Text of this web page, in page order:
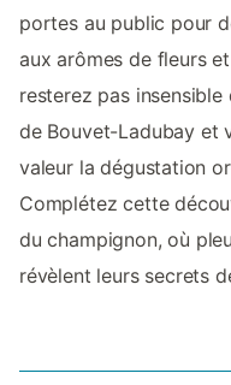
portes au public pour
aux arômes de fleurs
resterez pas
de Bouvet-Ladubay et
valeur la dégustation
Complétez cette
du champignon, où
révèlent leurs secrets